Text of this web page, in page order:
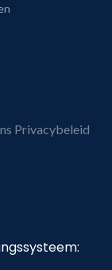
Privacybeleid